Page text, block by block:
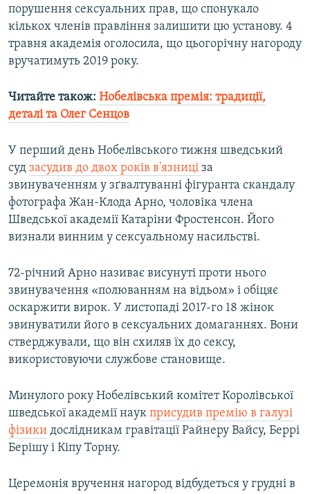
порушення сексуальних прав, що спонукало
кількох членів правління залишити цю установу. 4
травня академія оголосила, що цьогорічну нагороду
вручатимуть 2019 року.
Читайте також: Нобелівська премія: традиції,
деталі та Олег Сенцов
У перший день Нобелівського тижня шведський
суд засудив до двох років в'язниці за
звинуваченням у зґвалтуванні фігуранта скандалу
фотографа Жан-Клода Арно, чоловіка члена
Шведської академії Катаріни Фростенсон. Його
визнали винним у сексуальному насильстві.
72-річний Арно називає висунуті проти нього
звинувачення «полюванням на відьом» і обіцяє
оскаржити вирок. У листопаді 2017-го 18 жінок
звинуватили його в сексуальних домаганнях. Вони
стверджували, що він схиляв їх до сексу,
використовуючи службове становище.
Минулого року Нобелівський комітет Королівської
шведської академії наук присудив премію в галузі
фізики дослідникам гравітації Райнеру Вайсу, Беррі
Берішу і Кіпу Торну.
Церемонія вручення нагород відбудеться у грудні в